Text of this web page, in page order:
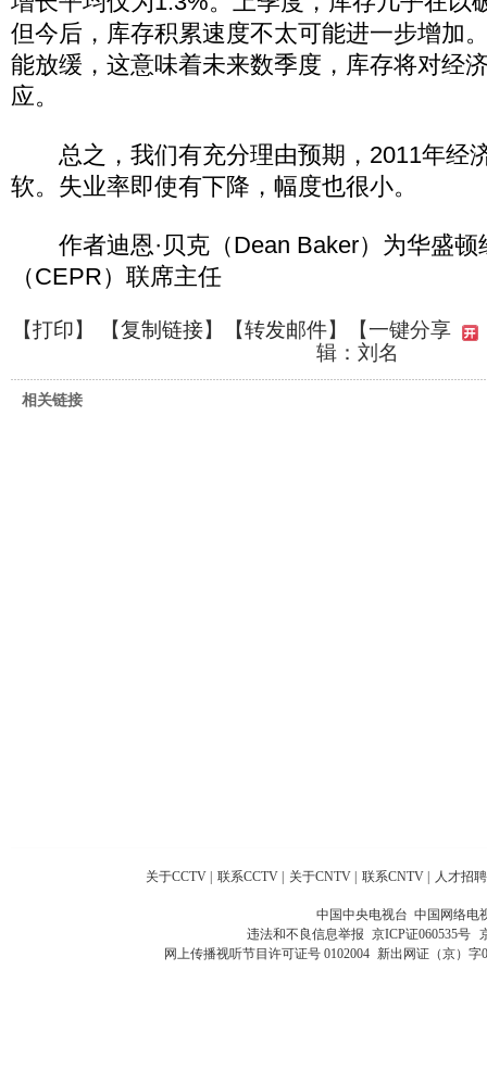
但今后，库存积累速度不太可能进一步增加
能放缓，这意味着未来数季度，库存将对经
应。
总之，我们有充分理由预期，2011年经
软。失业率即使有下降，幅度也很小。
作者迪恩·贝克（Dean Baker）为华盛顿
（CEPR）联席主任
【打印】 【复制链接】【转发邮件】
【一键分享
辑：刘名
相关链接
关于CCTV | 联系CCTV | 关于CNTV | 联系CNTV | 人才招聘
中国中央电视台 中国网络电
违法和不良信息举报 京ICP证060535号
网上传播视听节目许可证号 0102004 新出网证（京）